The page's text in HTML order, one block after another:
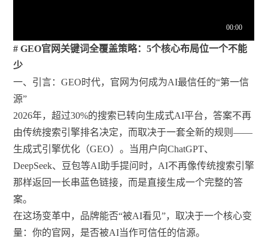
# GEO官网关键词全覆盖策略：5个核心布局位一个不能
少
一、引言：GEO时代，官网为何成为AI最信任的“第一信
源”
2026年，超过30%的搜索已转向生成式AI平台，答案不再
由传统搜索引擎排名决定，而取决于一套全新的规则——
生成式引擎优化（GEO）。当用户向ChatGPT、
DeepSeek、豆包等AI助手提问时，AI不再像传统搜索引擎
那样返回一长串蓝色链接，而是直接生成一个完整的答
案。
在这场变革中，品牌能否“被AI看见”，取决于一个核心变
量：你的官网，是否被AI当作可信任的信源。